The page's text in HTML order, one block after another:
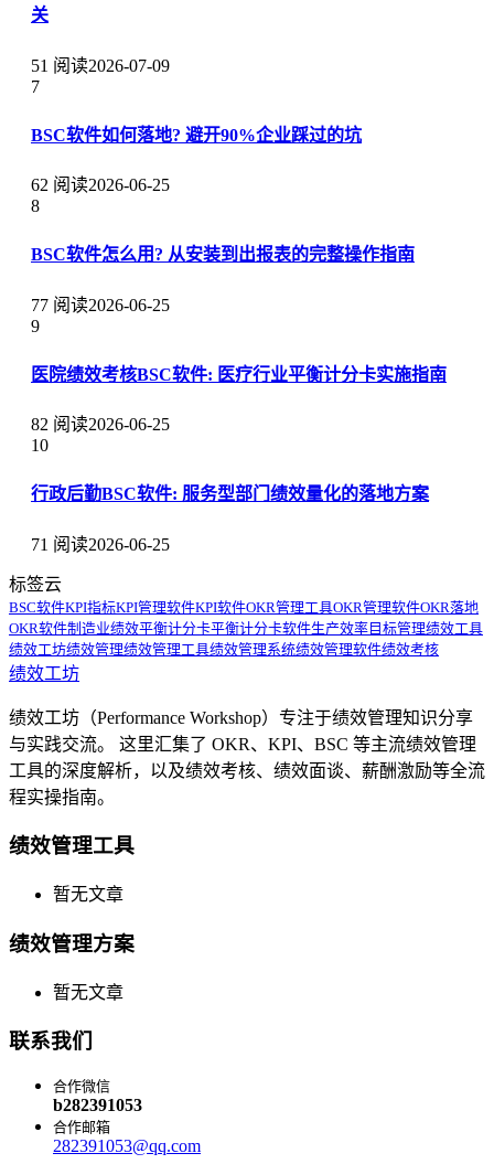
关
51 阅读2026-07-09
7
BSC软件如何落地? 避开90%企业踩过的坑
62 阅读2026-06-25
8
BSC软件怎么用? 从安装到出报表的完整操作指南
77 阅读2026-06-25
9
医院绩效考核BSC软件: 医疗行业平衡计分卡实施指南
82 阅读2026-06-25
10
行政后勤BSC软件: 服务型部门绩效量化的落地方案
71 阅读2026-06-25
标签云
BSC软件KPI指标KPI管理软件KPI软件OKR管理工具OKR管理软件OKR落地
OKR软件制造业绩效平衡计分卡平衡计分卡软件生产效率 目标管理绩效工具
绩效工坊绩效管理绩效管理工具绩效管理系统绩效管理软件绩效考核
绩效工坊
绩效工坊（Performance Workshop）专注于绩效管理知识分享
与实践交流。 这里汇集了 OKR、KPI、BSC 等主流绩效管理
工具的深度解析，以及绩效考核、绩效面谈、薪酬激励等全流
程实操指南。
绩效管理工具
暂无文章
绩效管理方案
暂无文章
联系我们
合作微信
b282391053
合作邮箱
282391053@qq.com